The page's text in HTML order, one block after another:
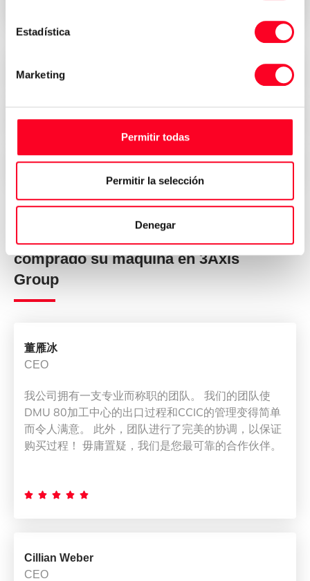
Estadística
Marketing
Permitir todas
Permitir la selección
Denegar
Precios atractivos
Seguridad, confianza y transparencia
Entrega inmediata en todo el mundo
comprado su máquina en 3Axis
Group
董雁冰
CEO
我公司拥有一支专业而称职的团队。 我们的团队使
DMU 80加工中心的出口过程和CCIC的管理变得简单
而令人满意。 此外，团队进行了完美的协调，以保证
购买过程！ 毋庸置疑，我们是您最可靠的合作伙伴。
    
Cillian Weber
CEO